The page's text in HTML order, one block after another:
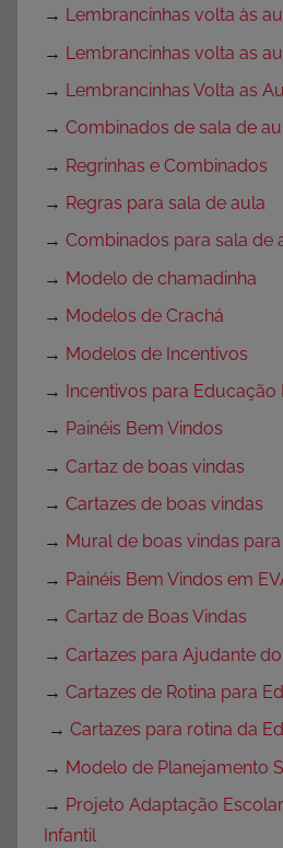
→ Lembrancinhas volta às
→ Lembrancinhas volta as
→ Lembrancinhas Volta as
→ Combinados de sala de
→ Regrinhas e Combinados
→ Regras para sala de aula
→ Combinados para sala de
→ Modelo de chamadinha
→ Modelos de Crachá
→ Modelos de Incentivos
→ Incentivos para Educação
→ Painéis Bem Vindos
→ Cartaz de boas vindas
→ Cartazes de boas vindas
→ Mural de boas vindas
→ Painéis Bem Vindos em
→ Cartaz de Boas Vindas
→ Cartazes para Ajudante do
→ Cartazes de Rotina para
→ Cartazes para rotina da
→ Modelo de Planejamento
→ Projeto Adaptação
Infantil